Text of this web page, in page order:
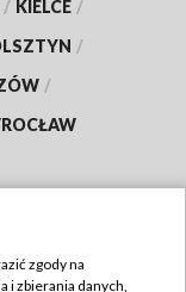
/ KIELCE /
/
/
zgody na
i zbierania danych,